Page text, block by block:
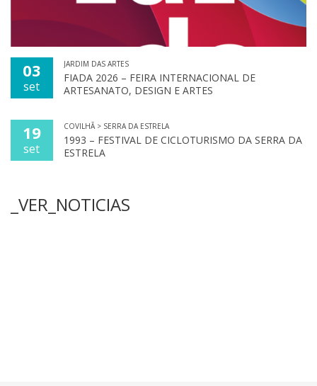
03
set
JARDIM DAS ARTES
FIADA 2026 – FEIRA INTERNACIONAL DE
ARTESANATO, DESIGN E ARTES
19
set
COVILHÃ > SERRA DA ESTRELA
1993 – FESTIVAL DE CICLOTURISMO DA SERRA DA
ESTRELA
_VER_NOTICIAS